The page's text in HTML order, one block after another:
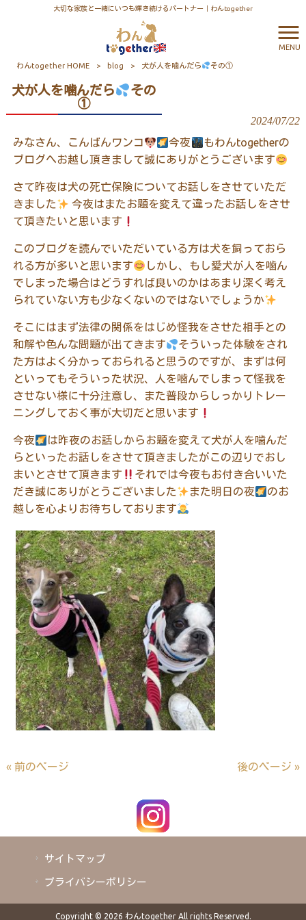
大切な家族と一緒にいつも輝き続けるパートナー｜わんtogether
MENU
わんtogether HOME > blog > 犬が人を噛んだら その①
犬が人を噛んだら
その
①
2024/07/22
みなさん、こんばんワンコ 今夜
もわんtogetherの
ブログへお越し頂きまして誠にありがとうございます
さて昨夜は犬の死亡保険についてお話しをさせていただ
きました
今夜はまたお題を変えて違ったお話しをさせ
て頂きたいと思います
このブログを読んでいただいている方は犬を飼っておら
れる方が多いと思います
しかし、もし愛犬が人を噛ん
でしまった場合はどうすれば良いのかはあまり深く考え
られていない方も少なくないのではないでしょうか
そこにはまず法律の関係をはじめ怪我をさせた相手との
和解や色んな問題が出てきます
そういった体験をされ
た方はよく分かっておられると思うのですが、まずは何
といってもそういった状況、人を噛んでしまって怪我を
させない様に十分注意し、また普段からしっかりトレー
ニングしておく事が大切だと思います
今夜
は昨夜のお話しからお題を変えて犬が人を噛んだ
らといったお話しをさせて頂きましたがこの辺りでおし
まいとさせて頂きます
それでは今夜もお付き合いいた
だき誠にありがとうございました
また明日の夜
のお
越しを心よりお待ちしております
« 前のページ 後のページ »
サイトマップ
プライバシーポリシー
Copyright © 2026 わんtogether All rights Reserved.